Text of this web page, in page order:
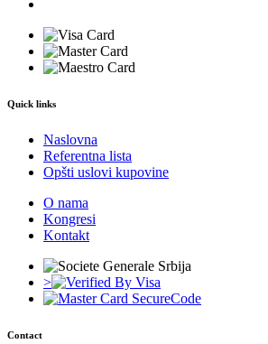
Quick links
Naslovna
Referentna lista
Opšti uslovi kupovine
O nama
Kongresi
Kontakt
>
Contact